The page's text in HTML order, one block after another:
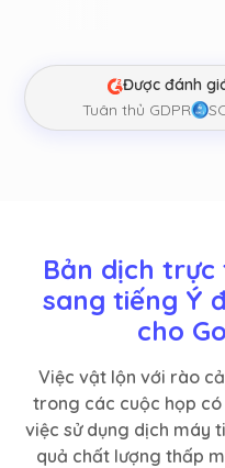
Được đánh
Tuân thủ GDPR
Bản dịch trực
sang tiếng Ý
cho
Việc vật lộn với rào
trong các cuộc họp có
việc sử dụng dịch máy
quả chất lượng thấp